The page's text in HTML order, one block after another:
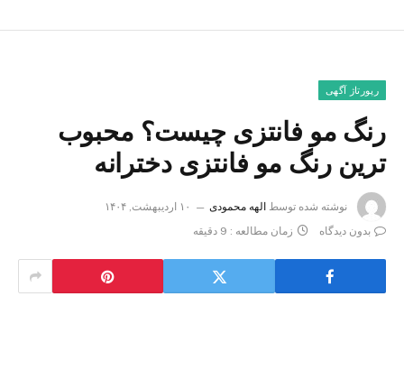
رپورتاژ آگهی
رنگ مو فانتزی چیست؟ محبوب
ترین رنگ مو فانتزی دخترانه
نوشته شده توسط الهه محمودی
۱۰ اردیبهشت, ۱۴۰۴
بدون دیدگاه
زمان مطالعه : 9 دقیقه